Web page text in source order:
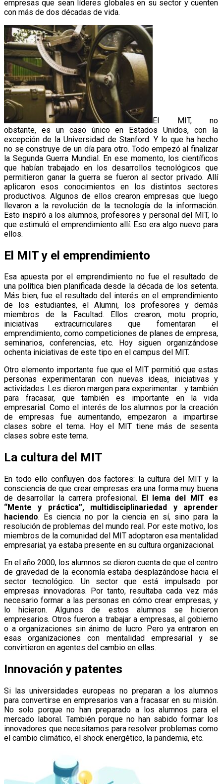
empresas que sean líderes globales en su sector y cuenten
con más de dos décadas de vida.
El MIT, no
obstante, es un caso único en Estados Unidos, con la
excepción de la Universidad de Stanford. Y lo que ha hecho
no se construye de un día para otro. Todo empezó al finalizar
la Segunda Guerra Mundial. En ese momento, los científicos
que habían trabajado en los desarrollos tecnológicos que
permitieron ganar la guerra se fueron al sector privado. Allí
aplicaron esos conocimientos en los distintos sectores
productivos. Algunos de ellos crearon empresas que luego
llevaron a la revolución de la tecnología de la información.
Esto inspiró a los alumnos, profesores y personal del MIT, lo
que estimuló el emprendimiento allí. Eso era algo nuevo para
ellos.
El MIT y el emprendimiento
Esa apuesta por el emprendimiento no fue el resultado de
una política bien planificada desde la década de los setenta.
Más bien, fue el resultado del interés en el emprendimiento
de los estudiantes, el Alumni, los profesores y demás
miembros de la Facultad. Ellos crearon, motu proprio,
iniciativas extracurriculares que fomentaran el
emprendimiento, como competiciones de planes de empresa,
seminarios, conferencias, etc. Hoy siguen organizándose
ochenta iniciativas de este tipo en el campus del MIT.
Otro elemento importante fue que el MIT permitió que estas
personas experimentaran con nuevas ideas, iniciativas y
actividades. Les dieron margen para experimentar… y también
para fracasar, que también es importante en la vida
empresarial. Como el interés de los alumnos por la creación
de empresas fue aumentando, empezaron a impartirse
clases sobre el tema. Hoy el MIT tiene más de sesenta
clases sobre este tema.
La cultura del MIT
En todo ello confluyen dos factores: la cultura del MIT y la
consciencia de que crear empresas era una forma muy buena
de desarrollar la carrera profesional. El lema del MIT es
“Mente y práctica”, multidisciplinariedad y aprender
haciendo. Es ciencia no por la ciencia en sí, sino para la
resolución de problemas del mundo real. Por este motivo, los
miembros de la comunidad del MIT adoptaron esa mentalidad
empresarial; ya estaba presente en su cultura organizacional.
En el año 2000, los alumnos se dieron cuenta de que el centro
de gravedad de la economía estaba desplazándose hacia el
sector tecnológico. Un sector que está impulsado por
empresas innovadoras. Por tanto, resultaba cada vez más
necesario formar a las personas en cómo crear empresas, y
lo hicieron. Algunos de estos alumnos se hicieron
empresarios. Otros fueron a trabajar a empresas, al gobierno
o a organizaciones sin ánimo de lucro. Pero ya entraron en
esas organizaciones con mentalidad empresarial y se
convirtieron en agentes del cambio en ellas.
Innovación y patentes
Si las universidades europeas no preparan a los alumnos
para convertirse en empresarios van a fracasar en su misión.
No solo porque no han preparado a los alumnos para el
mercado laboral. También porque no han sabido formar los
innovadores que necesitamos para resolver problemas como
el cambio climático, el shock energético, la pandemia, etc.